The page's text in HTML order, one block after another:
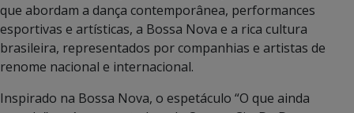
que abordam a dança contemporânea, performances
esportivas e artísticas, a Bossa Nova e a rica cultura
brasileira, representados por companhias e artistas de
renome nacional e internacional.
Inspirado na Bossa Nova, o espetáculo “O que ainda